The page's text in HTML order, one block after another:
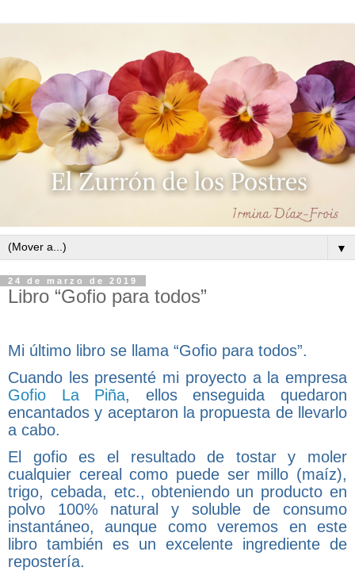
▼
24 de marzo de 2019
Libro “Gofio para todos”
Mi último libro se llama “Gofio para todos”.
Cuando les presenté mi proyecto a la empresa
Gofio La Piña, ellos enseguida quedaron
encantados y aceptaron la propuesta de llevarlo
a cabo.
El gofio es el resultado de tostar y moler
cualquier cereal como puede ser millo (maíz),
trigo, cebada, etc., obteniendo un producto en
polvo 100% natural y soluble de consumo
instantáneo, aunque como veremos en este
libro también es un excelente ingrediente de
repostería.